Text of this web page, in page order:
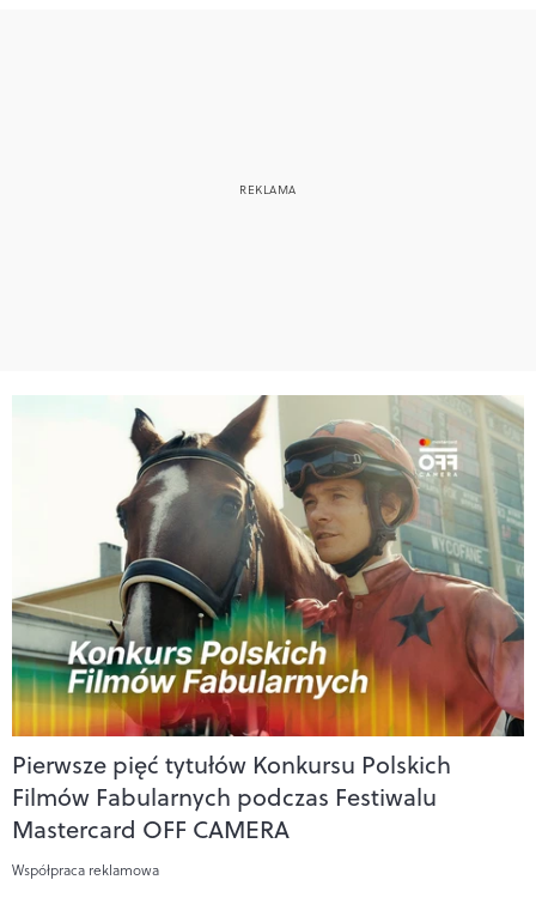
Pierwsze pięć tytułów Konkursu Polskich
Filmów Fabularnych podczas Festiwalu
Mastercard OFF CAMERA
Współpraca reklamowa